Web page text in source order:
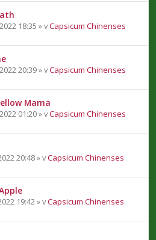
18:35 » vCapsicum Chinenses
20:39 » vCapsicum Chinenses
Mama
01:20 » vCapsicum Chinenses
20:48 » vCapsicum Chinenses
19:42 » vCapsicum Chinenses